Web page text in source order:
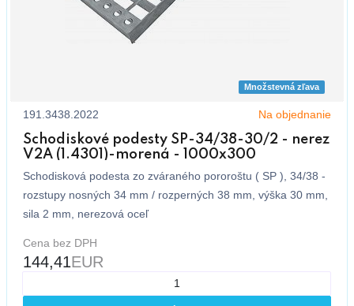
Množstevná zľava
191.3438.2022 Na objednanie
Schodiskové podesty SP-34/38-30/2 - nerez
V2A (1.4301)-morená - 1000x300
Schodisková podesta zo zváraného pororoštu ( SP ), 34/38 -
rozstupy nosných 34 mm / rozperných 38 mm, výška 30 mm,
sila 2 mm, nerezová oceľ
Cena bez DPH
144,41EUR